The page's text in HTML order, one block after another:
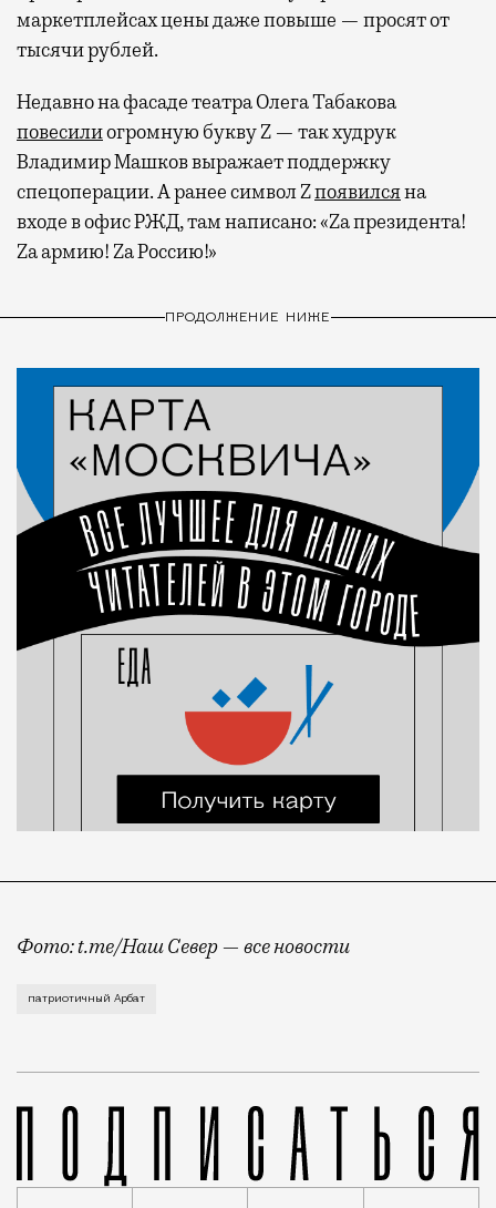
маркетплейсах цены даже повыше — просят от
тысячи рублей.
Недавно на фасаде театра Олега Табакова
повесилиогромную букву Z — так худрук
Владимир Машков выражает поддержку
спецоперации. А ранее символ Zпоявилсяна
входе в офис РЖД, там написано: «Za президента!
Za армию! Za Россию!»
ПРОДОЛЖЕНИЕ НИЖЕ
Фото: t.me/Наш Север — все новости
Арбат подтверждает звание улицы, где можно
патриотичный Арбат